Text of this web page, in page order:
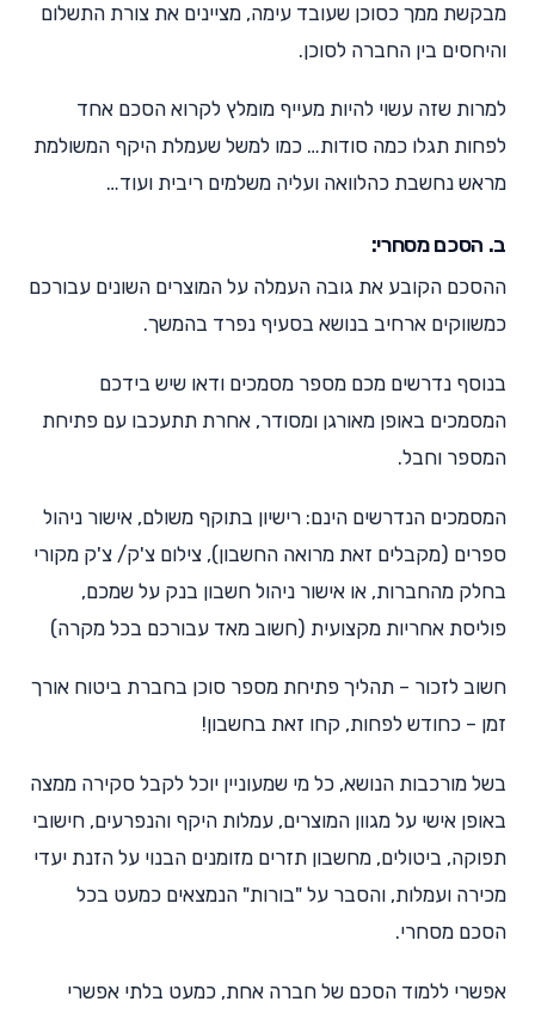
מבקשת ממך כסוכן שעובד עימה, מציינים את צורת התשלום
והיחסים בין החברה לסוכן.
למרות שזה עשוי להיות מעייף מומלץ לקרוא הסכם אחד
לפחות תגלו כמה סודות… כמו למשל שעמלת היקף המשולמת
מראש נחשבת כהלוואה ועליה משלמים ריבית ועוד…
ב. הסכם מסחרי:
ההסכם הקובע את גובה העמלה על המוצרים השונים עבורכם
כמשווקים ארחיב בנושא בסעיף נפרד בהמשך.
בנוסף נדרשים מכם מספר מסמכים ודאו שיש בידכם
המסמכים באופן מאורגן ומסודר, אחרת תתעכבו עם פתיחת
המספר וחבל.
המסמכים הנדרשים הינם: רישיון בתוקף משולם, אישור ניהול
ספרים (מקבלים זאת מרואה החשבון), צילום צ'ק/ צ'ק מקורי
בחלק מהחברות, או אישור ניהול חשבון בנק על שמכם,
פוליסת אחריות מקצועית (חשוב מאד עבורכם בכל מקרה)
חשוב לזכור – תהליך פתיחת מספר סוכן בחברת ביטוח אורך
זמן – כחודש לפחות, קחו זאת בחשבון!
בשל מורכבות הנושא, כל מי שמעוניין יוכל לקבל סקירה ממצה
באופן אישי על מגוון המוצרים, עמלות היקף והנפרעים, חישובי
תפוקה, ביטולים, מחשבון תזרים מזומנים הבנוי על הזנת יעדי
מכירה ועמלות, והסבר על "בורות" הנמצאים כמעט בכל
הסכם מסחרי.
אפשרי ללמוד הסכם של חברה אחת, כמעט בלתי אפשרי